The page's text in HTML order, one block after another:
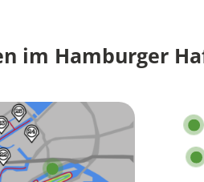
im Hamburger